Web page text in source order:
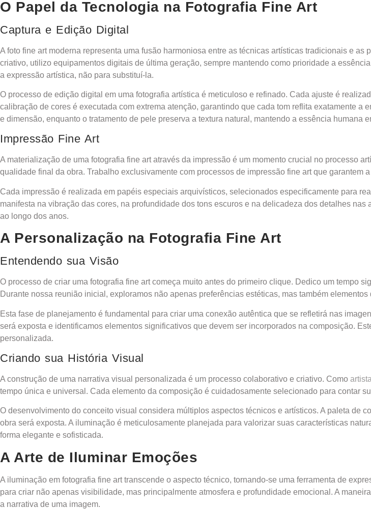
O Papel da Tecnologia na Fotografia Fine Art
Captura e Edição Digital
A foto fine art moderna representa uma fusão harmoniosa entre as técnicas artísticas tradicionais e
criativo, utilizo equipamentos digitais de última geração, sempre mantendo como prioridade a
a expressão artística, não para substituí-la.
O processo de edição digital em uma fotografia artística é meticuloso e refinado. Cada ajuste é
calibração de cores é executada com extrema atenção, garantindo que cada tom reflita exatamente
e dimensão, enquanto o tratamento de pele preserva a textura natural, mantendo a essência humana
Impressão Fine Art
A materialização de uma fotografia fine art através da impressão é um momento crucial no processo
qualidade final da obra. Trabalho exclusivamente com processos de impressão fine art que
Cada impressão é realizada em papéis especiais arquivísticos, selecionados especificamente para
manifesta na vibração das cores, na profundidade dos tons escuros e na delicadeza dos detalhes
ao longo dos anos.
A Personalização na Fotografia Fine Art
Entendendo sua Visão
O processo de criar uma fotografia fine art começa muito antes do primeiro clique. Dedico um tempo
Durante nossa reunião inicial, exploramos não apenas preferências estéticas, mas também
Esta fase de planejamento é fundamental para criar uma conexão autêntica que se refletirá nas
será exposta e identificamos elementos significativos que devem ser incorporados na composição.
personalizada.
Criando sua História Visual
A construção de uma narrativa visual personalizada é um processo colaborativo e criativo. Como artista
tempo única e universal. Cada elemento da composição é cuidadosamente selecionado para contar
O desenvolvimento do conceito visual considera múltiplos aspectos técnicos e artísticos. A paleta de
obra será exposta. A iluminação é meticulosamente planejada para valorizar suas características
forma elegante e sofisticada.
A Arte de Iluminar Emoções
A iluminação em fotografia fine art transcende o aspecto técnico, tornando-se uma ferramenta de
para criar não apenas visibilidade, mas principalmente atmosfera e profundidade emocional. A
a narrativa de uma imagem.